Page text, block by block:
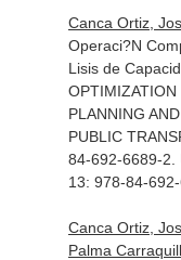
Canca Ortiz,
Operaci?N
Lisis de
PLANNING
PUBLIC
84-692-6689-2
13: 978-84-
Canca Ortiz,
Palma